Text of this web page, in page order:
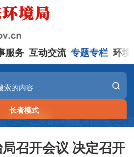
服务 互动交流 专题专栏 环境
长者模式
召开会议 决定召开